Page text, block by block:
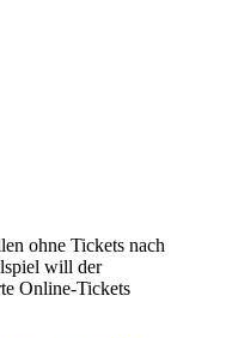
ohne Tickets nach
will der
Online-Tickets